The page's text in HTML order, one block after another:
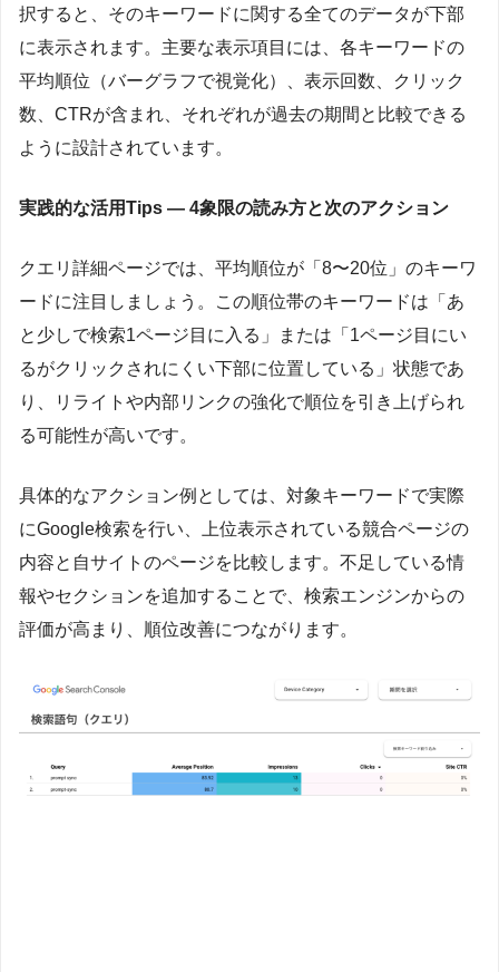
択すると、そのキーワードに関する全てのデータが下部
に表示されます。主要な表示項目には、各キーワードの
平均順位（バーグラフで視覚化）、表示回数、クリック
数、CTRが含まれ、それぞれが過去の期間と比較できる
ように設計されています。
実践的な活用Tips — 4象限の読み方と次のアクション
クエリ詳細ページでは、平均順位が「8〜20位」のキーワ
ードに注目しましょう。この順位帯のキーワードは「あ
と少しで検索1ページ目に入る」または「1ページ目にい
るがクリックされにくい下部に位置している」状態であ
り、リライトや内部リンクの強化で順位を引き上げられ
る可能性が高いです。
具体的なアクション例としては、対象キーワードで実際
にGoogle検索を行い、上位表示されている競合ページの
内容と自サイトのページを比較します。不足している情
報やセクションを追加することで、検索エンジンからの
評価が高まり、順位改善につながります。